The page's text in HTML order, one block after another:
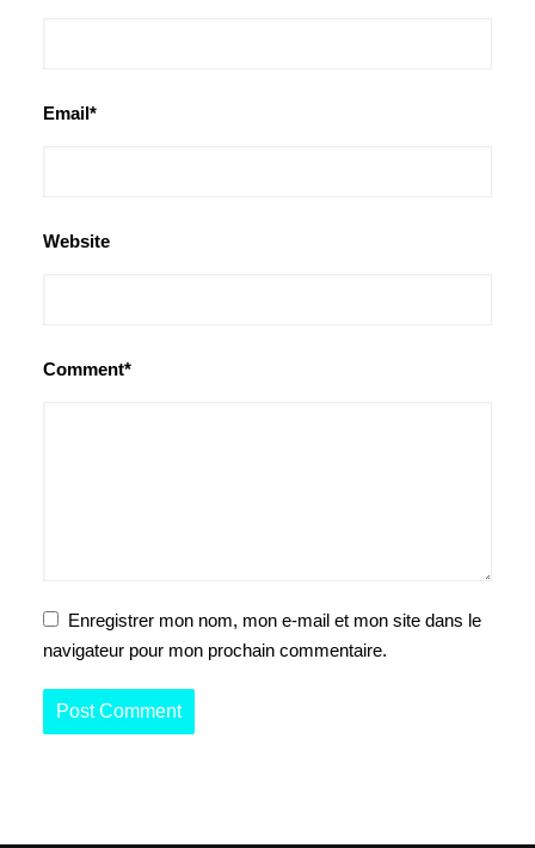
Email*
Website
Comment*
Enregistrer mon nom, mon e-mail et mon site dans le
navigateur pour mon prochain commentaire.